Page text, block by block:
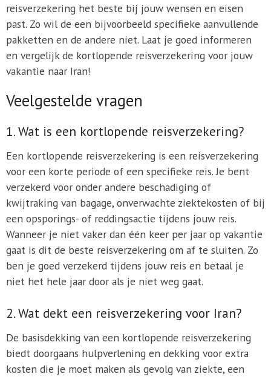
reisverzekering het beste bij jouw wensen en eisen
past. Zo wil de een bijvoorbeeld specifieke aanvullende
pakketten en de andere niet. Laat je goed informeren
en vergelijk de kortlopende reisverzekering voor jouw
vakantie naar Iran!
Veelgestelde vragen
1. Wat is een kortlopende reisverzekering?
Een kortlopende reisverzekering is een reisverzekering
voor een korte periode of een specifieke reis. Je bent
verzekerd voor onder andere beschadiging of
kwijtraking van bagage, onverwachte ziektekosten of bij
een opsporings- of reddingsactie tijdens jouw reis.
Wanneer je niet vaker dan één keer per jaar op vakantie
gaat is dit de beste reisverzekering om af te sluiten. Zo
ben je goed verzekerd tijdens jouw reis en betaal je
niet het hele jaar door als je niet weg gaat.
2. Wat dekt een reisverzekering voor Iran?
De basisdekking van een kortlopende reisverzekering
biedt doorgaans hulpverlening en dekking voor extra
kosten die je moet maken als gevolg van ziekte, een